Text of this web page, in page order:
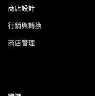
商店設計
行銷與轉換
商店管理